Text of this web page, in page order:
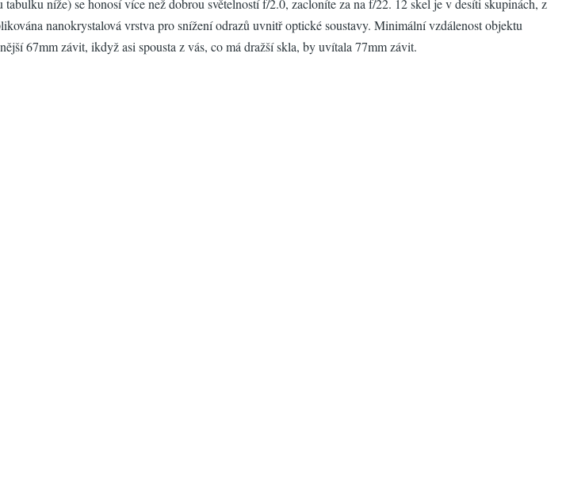
níže) se honosí více než dobrou světelností f/2.0, zacloníte za na f/22. 12 skel je v desíti skupinách, z
nanokrystalová vrstva pro snížení odrazů uvnitř optické soustavy. Minimální vzdálenost objektu
67mm závit, ikdyž asi spousta z vás, co má dražší skla, by uvítala 77mm závit.